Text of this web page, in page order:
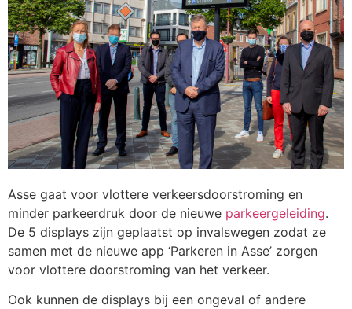
Asse gaat voor vlottere verkeersdoorstroming en
minder parkeerdruk door de nieuwe parkeergeleiding.
De 5 displays zijn geplaatst op invalswegen zodat ze
samen met de nieuwe app ‘Parkeren in Asse’ zorgen
voor vlottere doorstroming van het verkeer.
Ook kunnen de displays bij een ongeval of andere